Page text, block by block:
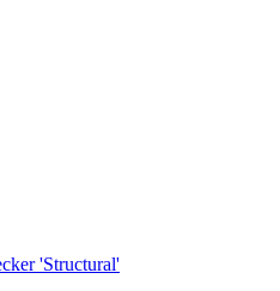
'Structural'